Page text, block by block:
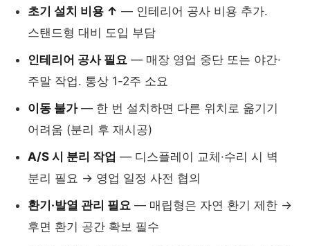
초기 설치 비용 ↑ — 인테리어 공사 비용 추가.
스탠드형 대비 도입 부담
인테리어 공사 필요 — 매장 영업 중단 또는 야간·
주말 작업. 통상 1-2주 소요
이동 불가— 한 번 설치하면 다른 위치로 옮기기
어려움 (분리 후 재시공)
A/S 시 분리 작업 — 디스플레이 교체·수리 시 벽
분리 필요 → 영업 일정 사전 협의
환기·발열 관리 필요 — 매립형은 자연 환기 제한 →
후면 환기 공간 확보 필수